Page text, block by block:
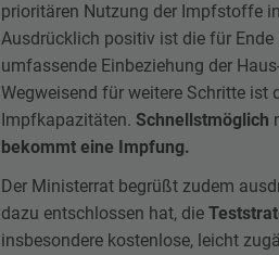
prioritären Nutzung der Impfstoffe
Ausdrücklich positiv ist die für
umfassende Einbeziehung der
Wegweisend für weitere Schritte ist
Impfkapazitäten. Schnellstmöglich
bekommt eine Impfung.
Der Ministerrat begrüßt zudem
dazu entschlossen hat, die
insbesondere kostenlose, leicht